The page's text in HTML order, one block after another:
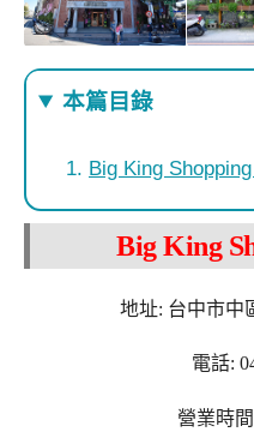
本篇目錄
Big King
Big King
地址: 台中市中
電話:
營業時